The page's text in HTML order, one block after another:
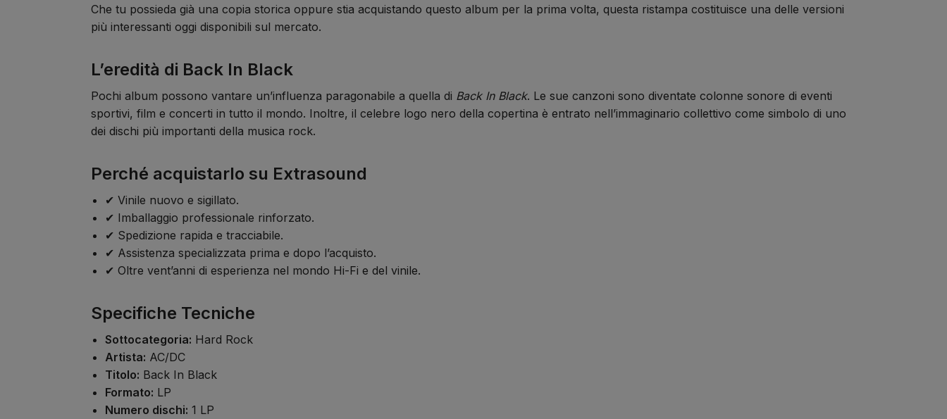
Che tu possieda già una copia storica oppure stia acquistando questo album per la prima volta, questa ristampa costituisce una delle versioni
più interessanti oggi disponibili sul mercato.
L’eredità di Back In Black
Pochi album possono vantare un’influenza paragonabile a quella di Back In Black. Le sue canzoni sono diventate colonne sonore di eventi
sportivi, film e concerti in tutto il mondo. Inoltre, il celebre logo nero della copertina è entrato nell’immaginario collettivo come simbolo di uno
dei dischi più importanti della musica rock.
Perché acquistarlo su Extrasound
✔ Vinile nuovo e sigillato.
✔ Imballaggio professionale rinforzato.
✔ Spedizione rapida e tracciabile.
✔ Assistenza specializzata prima e dopo l’acquisto.
✔ Oltre vent’anni di esperienza nel mondo Hi-Fi e del vinile.
Specifiche Tecniche
Sottocategoria: Hard Rock
Artista: AC/DC
Titolo: Back In Black
Formato: LP
Numero dischi: 1 LP